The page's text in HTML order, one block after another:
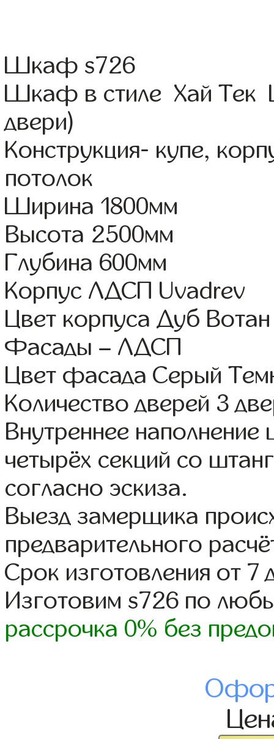
Шкаф s726
Шкаф в стиле Хай Тек
двери)
Конструкция- купе,
потолок
Ширина 1800мм
Высота 2500мм
Глубина 600мм
Корпус ЛДСП Uvadrev
Цвет корпуса Дуб Вотан
Фасады – ЛДСП
Цвет фасада Серый
Количество дверей 3
Внутреннее
четырёх секций со
согласно эскиза.
Выезд замерщика
предварительного
Срок изготовления от 7
Изготовим s726 по
рассрочка 0% без